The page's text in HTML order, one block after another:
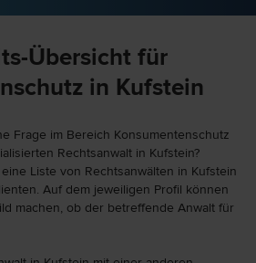
Übersicht für
in Kufstein
Frage im Bereich Konsumentenschutz
Rechtsanwalt in Kufstein?
Liste von Rechtsanwälten in Kufstein
Auf dem jeweiligen Profil können
machen, ob der betreffende Anwalt für